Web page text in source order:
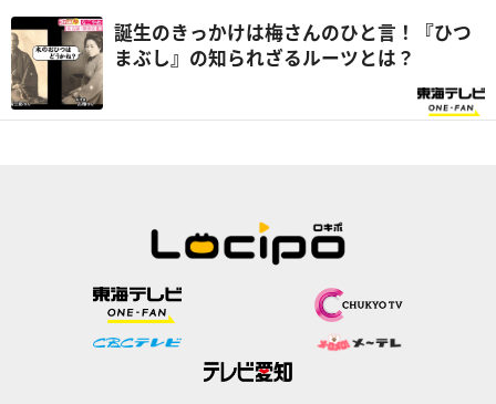
誕生のきっかけは梅さんのひと言！『ひつ
まぶし』の知られざるルーツとは？